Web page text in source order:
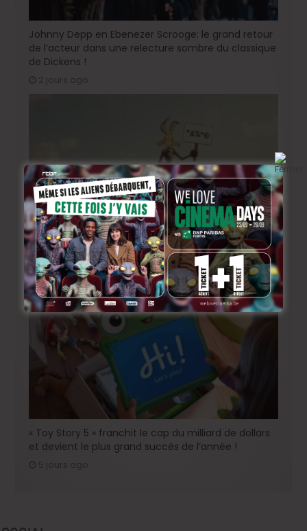
Johnny Depp en Ebenezer Scrooge: le grand retour
de l’acteur dans une relecture sombre du classique
de Dickens !
2 jours ago
« Coyote vs. Acme », le film maudit de Hollywood a
enfin une date de sortie !
4 jours ago
« Toy Story 5 » franchit le cap du milliard de dollars
et devient le plus grand succès de l’année !